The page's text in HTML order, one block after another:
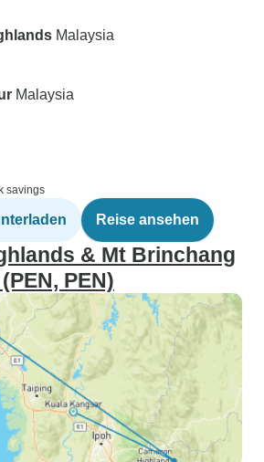
Malaysia
Malaysia
savings
Reise ansehen
& Mt Brinchang
PEN)